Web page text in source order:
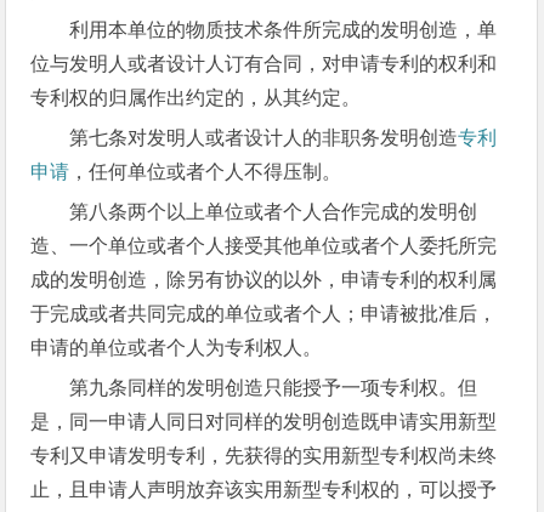
利用本单位的物质技术条件所完成的发明创造，单
位与发明人或者设计人订有合同，对申请专利的权利和
专利权的归属作出约定的，从其约定。
第七条对发明人或者设计人的非职务发明创造专利
申请 ，任何单位或者个人不得压制。
第八条两个以上单位或者个人合作完成的发明创
造、一个单位或者个人接受其他单位或者个人委托所完
成的发明创造，除另有协议的以外，申请专利的权利属
于完成或者共同完成的单位或者个人；申请被批准后，
申请的单位或者个人为专利权人。
第九条同样的发明创造只能授予一项专利权。但
是，同一申请人同日对同样的发明创造既申请实用新型
专利又申请发明专利，先获得的实用新型专利权尚未终
止，且申请人声明放弃该实用新型专利权的，可以授予